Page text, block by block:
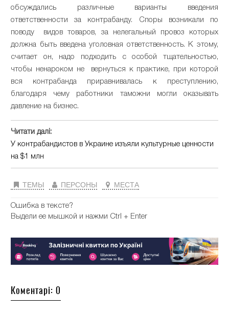
обсуждались различные варианты введения
ответственности за контрабанду. Споры возникали по
поводу видов товаров, за нелегальный провоз которых
должна быть введена уголовная ответственность. К этому,
считает он, надо подходить с особой тщательностью,
чтобы ненароком не вернуться к практике, при которой
вся контрабанда приравнивалась к преступлению,
благодаря чему работники таможни могли оказывать
давление на бизнес.
Читати далі:
У контрабандистов в Украине изъяли культурные ценности
на $1 млн
ТЕМЫ ПЕРСОНЫ МЕСТА
Ошибка в тексте?
Выдели ее мышкой и нажми Ctrl + Enter
Коментарі: 0